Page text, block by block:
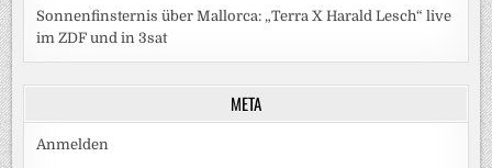
Sonnenfinsternis über Mallorca: „Terra X Harald Lesch“ live
im ZDF und in 3sat
META
Anmelden